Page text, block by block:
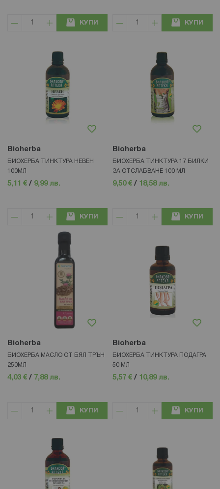
КУПИ КУПИ
Bioherba
БИОХЕРБА ТИНКТУРА НЕВЕН
100МЛ
5,11 € / 9,99 лв.
КУПИ
Bioherba
БИОХЕРБА ТИНКТУРА 17 БИЛКИ
ЗА ОТСЛАБВАНЕ 100 МЛ
9,50 € / 18,58 лв.
КУПИ
Bioherba
БИОХЕРБА МАСЛО ОТ БЯЛ ТРЪН
250МЛ
4,03 € / 7,88 лв.
КУПИ
Bioherba
БИОХЕРБА ТИНКТУРА ПОДАГРА
50 МЛ
5,57 € / 10,89 лв.
КУПИ